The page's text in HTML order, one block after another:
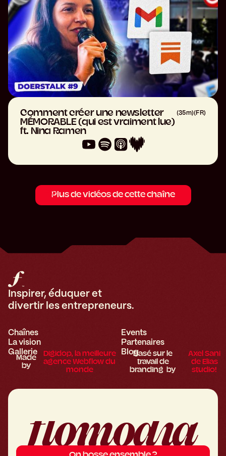
Comment créer une newsletter
MÉMORABLE (qui est vraiment lue)
ft. Nina Ramen
(35m)(FR)
Plus de vidéos de cette chaîne
Inspirer, éduquer et
divertir les entrepreneurs.
Chaînes
La vision
Gallerie
Events
Partenaires
Blog
Made
by
Digidop, la meilleure
agence Webflow du
monde
basé sur le
travail de
branding by
Axel Sani
de Elias
studio!